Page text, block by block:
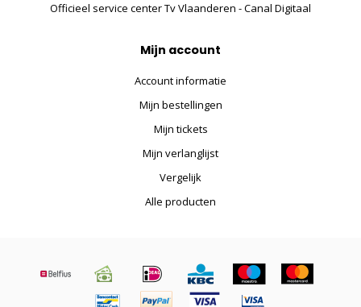
Officieel service center Tv Vlaanderen - Canal Digitaal
Mijn account
Account informatie
Mijn bestellingen
Mijn tickets
Mijn verlanglijst
Vergelijk
Alle producten